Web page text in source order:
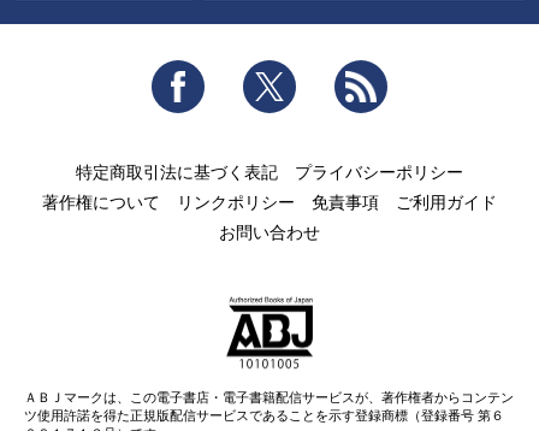
Facebook Twitter
特定商取引法に基づく表記
プライバシーポリシー
著作権について
リンクポリシー 免責事項
ご利用ガイド
お問い合わせ
ＡＢＪマークは、この電子書店・電子書籍配信サービスが、著作権者からコンテン
ツ使用許諾を得た正規版配信サービスであることを示す登録商標（登録番号 第６